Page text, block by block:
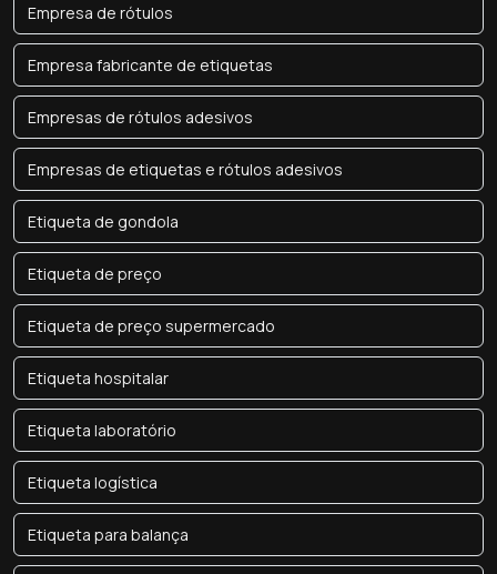
Empresa de rótulos
Empresa fabricante de etiquetas
Empresas de rótulos adesivos
Empresas de etiquetas e rótulos adesivos
Etiqueta de gondola
Etiqueta de preço
Etiqueta de preço supermercado
Etiqueta hospitalar
Etiqueta laboratório
Etiqueta logística
Etiqueta para balança